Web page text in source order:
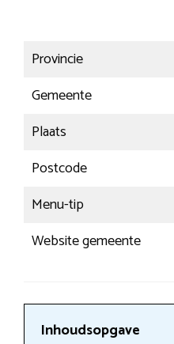
Provincie
Gemeente
Plaats
Postcode
Menu-tip
Website gemeente
Inhoudsopgave